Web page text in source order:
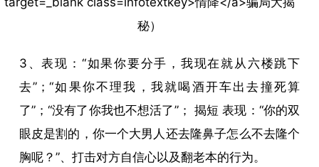
3、表现：“如果你要分手，我现在就从六楼跳下
去”；“如果你不理我，我就喝酒开车出去撞死算
了”；“没有了你我也不想活了”； 揭短 表现：“你的双
眼皮是割的，你一个大男人还去隆鼻子怎么不去隆个
胸呢？”、打击对方自信心以及翻老本的行为。